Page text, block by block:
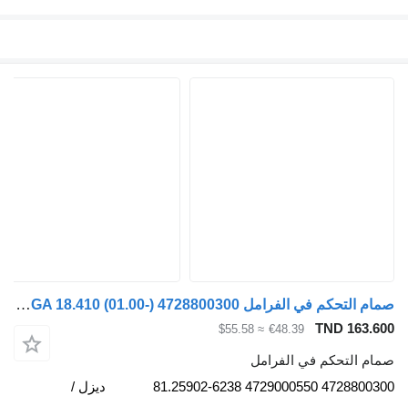
صمام التحكم في الفرامل WABCO TGA 18.410 (01.00-) 4728800300 لـ السيارات القاطرة MAN 4-series, TGA (1993-2009)
TND
€48.39
≈ $55.58
التحكم في الفرامل
4728800300 4729000550 81.25902-6238
ديزل /